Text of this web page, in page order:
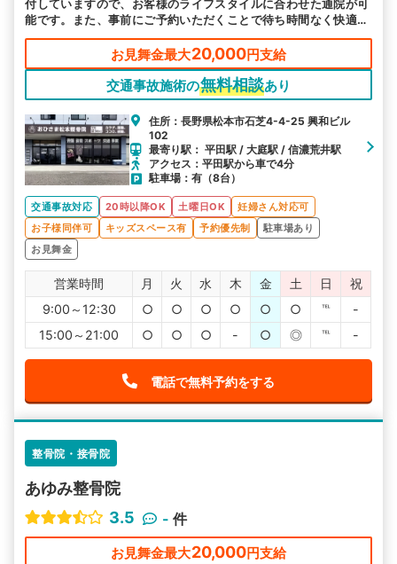
付していますので、お客様のライフスタイルに合わせた通院が可
能です。また、事前にご予約いただくことで待ち時間なく快適に
施術が受けられます。
お見舞金最大20,000円支給
交通事故施術の無料相談あり
住所：長野県松本市石芝4-4-25 興和ビル
102
最寄り駅： 平田駅 / 大庭駅 / 信濃荒井駅
アクセス：平田駅から車で4分
駐車場：有（8台）
交通事故対応 20時以降OK 土曜日OK
妊婦さん対応可
お子様同伴可
キッズスペース有 予約優先制
駐車場あり
お見舞金
営業時間 月 火 水 木 金 土 日
祝
9:00～12:30
○ ○ ○ ○ ○ ○ ℡
-
15:00～21:00
○ ○ ○ - ○ ◎ ℡ -
電話で無料予約をする
整骨院・接骨院
あゆみ整骨院
3.5
- 件
お見舞金最大20,000円支給